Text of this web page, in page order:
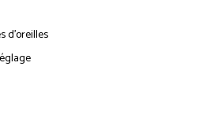
d’oreilles